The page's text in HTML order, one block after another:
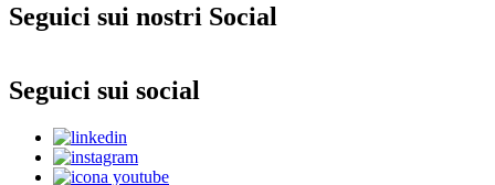
Seguici sui nostri Social
Seguici sui social